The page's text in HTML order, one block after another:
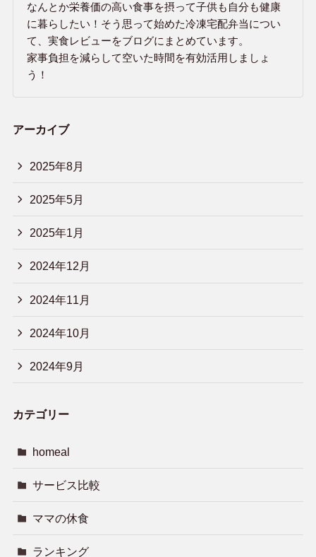
なんとか栄養価の高い食事を摂って子供も自分も健康
に暮らしたい！そう思って始めた冷凍宅配弁当につい
て、実食レビューをブログにまとめています。
家事負担を減らして空いた時間を有効活用しましょ
う！
アーカイブ
2025年8月
2025年5月
2025年1月
2024年12月
2024年11月
2024年10月
2024年9月
カテゴリー
homeal
サービス比較
ママの休食
ランキング